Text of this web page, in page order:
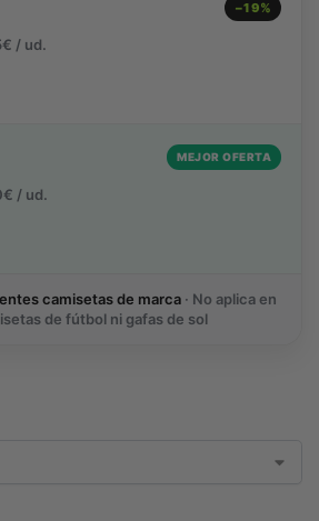
−19%
/ ud.
MEJOR OFERTA
/ ud.
camisetas de marca · No aplica en
de fútbol ni gafas de sol